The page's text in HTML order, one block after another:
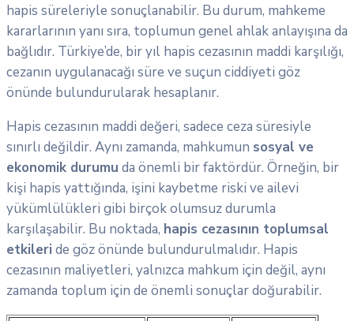
hapis süreleriyle sonuçlanabilir. Bu durum, mahkeme
kararlarının yanı sıra, toplumun genel ahlak anlayışına da
bağlıdır. Türkiye’de, bir yıl hapis cezasının maddi karşılığı,
cezanın uygulanacağı süre ve suçun ciddiyeti göz
önünde bulundurularak hesaplanır.
Hapis cezasının maddi değeri, sadece ceza süresiyle
sınırlı değildir. Aynı zamanda, mahkumun sosyal ve
ekonomik durumu da önemli bir faktördür. Örneğin, bir
kişi hapis yattığında, işini kaybetme riski ve ailevi
yükümlülükleri gibi birçok olumsuz durumla
karşılaşabilir. Bu noktada, hapis cezasının toplumsal
etkileri de göz önünde bulundurulmalıdır. Hapis
cezasının maliyetleri, yalnızca mahkum için değil, aynı
zamanda toplum için de önemli sonuçlar doğurabilir.